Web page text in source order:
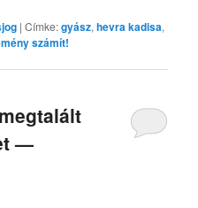
|Címke:gyász,hevra kadisa,
számít!
—